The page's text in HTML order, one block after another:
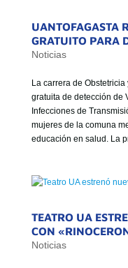
MISIÓN
VISIÓN
GOBIERNO
UANTOFAGASTA
GRATUITO PARA
Noticias
La carrera de
gratuita de detección de
Infecciones de
mujeres de la comuna
educación en salud. La
TEATRO UA
CON
Noticias